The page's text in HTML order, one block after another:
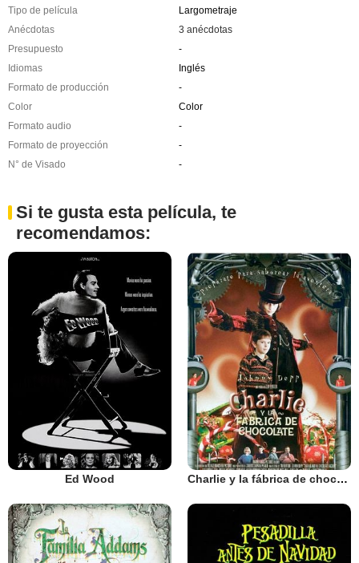
Tipo de película
Largometraje
Anécdotas
3 anécdotas
Presupuesto
-
Idiomas
Inglés
Formato de producción
-
Color
Color
Formato audio
-
Formato de proyección
-
N° de Visado
-
Si te gusta esta película, te
recomendamos:
Ed Wood Charlie y la fábrica de chocolate